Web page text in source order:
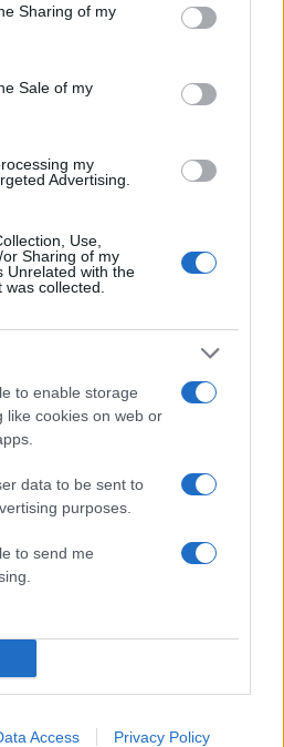
behaviour. You may click to
and its third-party tags to
purposes in below Google
Sharing of my
Sale of my
my
Advertising.
Use,
Sharing of my
Unrelated with the
collected.
to enable storage
like cookies on web or
data to be sent to
purposes.
to send me
Access Privacy Policy
Το ξενοδοχείο που με
αισθητική και
στο μνημόσυνο για